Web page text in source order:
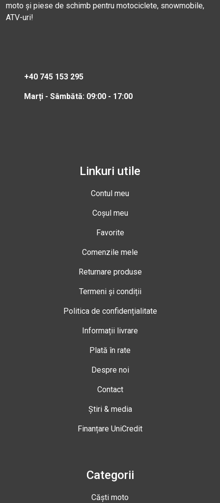
moto și piese de schimb pentru motociclete, snowmobile,
ATV-uri!
+40 745 153 295
Marți - Sâmbătă: 09:00 - 17:00
Linkuri utile
Contul meu
Coșul meu
Favorite
Comenzile mele
Returnare produse
Termeni și condiții
Politica de confidențialitate
Informații livrare
Plată în rate
Despre noi
Contact
Știri & media
Finanțare UniCredit
Categorii
Căști moto